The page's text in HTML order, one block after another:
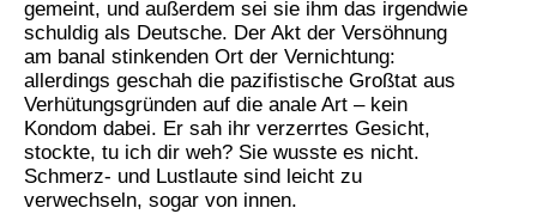
gemeint, und außerdem sei sie ihm das irgendwie
schuldig als Deutsche. Der Akt der Versöhnung
am banal stinkenden Ort der Vernichtung:
allerdings geschah die pazifistische Großtat aus
Verhütungsgründen auf die anale Art – kein
Kondom dabei. Er sah ihr verzerrtes Gesicht,
stockte, tu ich dir weh? Sie wusste es nicht.
Schmerz- und Lustlaute sind leicht zu
verwechseln, sogar von innen.